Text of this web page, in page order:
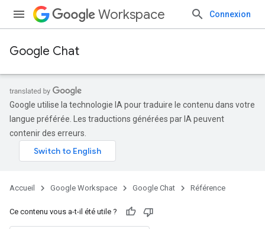
Workspace Connexion
Google Chat
Google utilise la technologie IA pour traduire le contenu dans votre
langue préférée. Les traductions générées par IA peuvent
contenir des erreurs.
Accueil Google Workspace Google Chat Référence
Ce contenu vous a-t-il été utile ?